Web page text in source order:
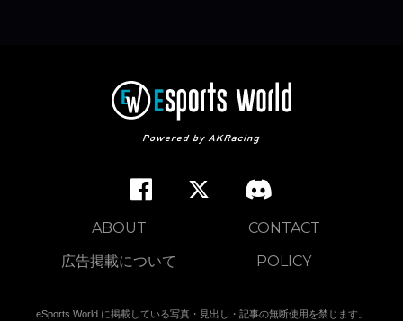
ABOUT
CONTACT
広告掲載について
POLICY
eSports World に掲載している写真・見出し・記事の無断使用を禁じます。